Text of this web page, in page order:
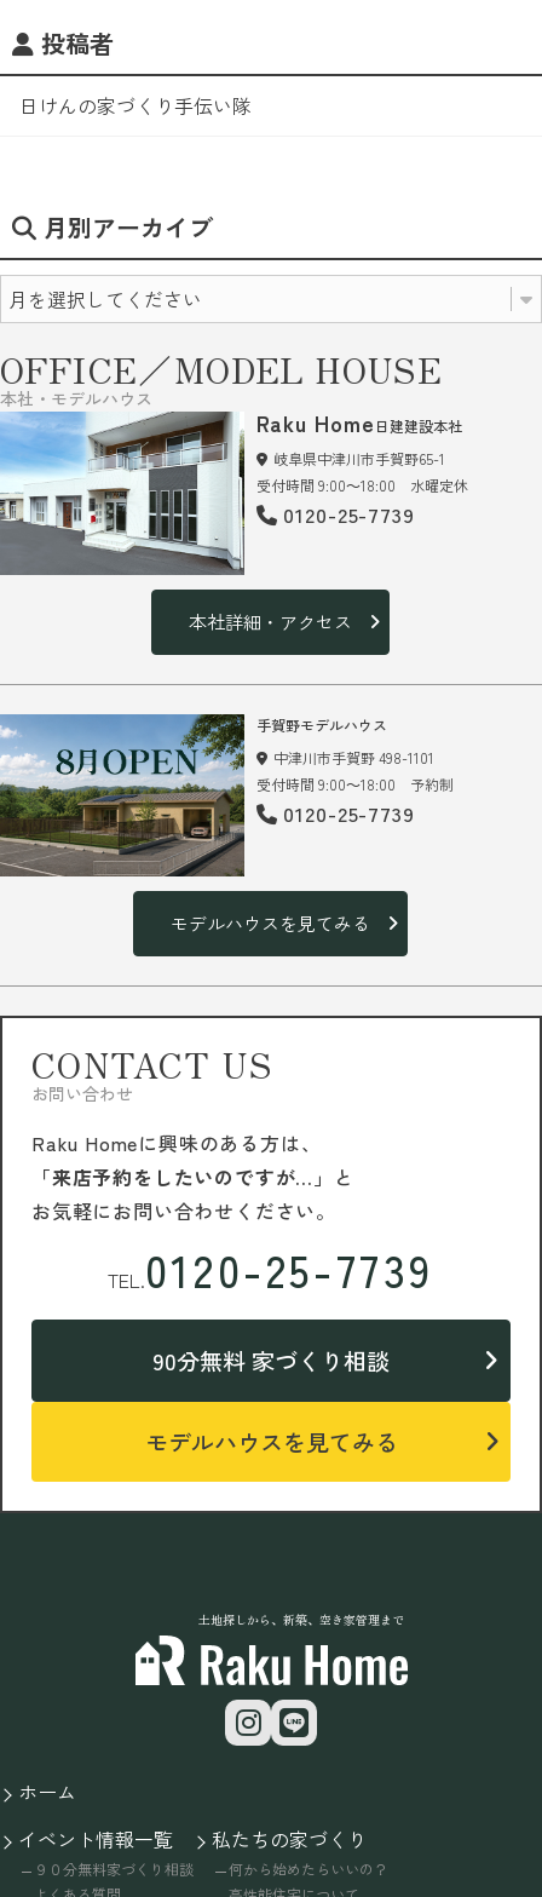
投稿者
日けんの家づくり手伝い隊
月別アーカイブ
OFFICE／MODEL HOUSE
本社・モデルハウス
Raku Home 日建建設本社
岐阜県中津川市手賀野65-1
受付時間 9:00～18:00 水曜定休
0120-25-7739
本社詳細・アクセス
手賀野モデルハウス
中津川市手賀野 498-1101
受付時間 9:00～18:00 予約制
0120-25-7739
モデルハウスを見てみる
CONTACT US
お問い合わせ
Raku Homeに興味のある方は、
「来店予約をしたいのですが…」 と
お気軽にお問い合わせください。
TEL.0120-25-7739
90分無料 家づくり相談
モデルハウスを見てみる
土地探しから、新築、空き家管理まで
ホーム
イベント情報一覧
９０分無料家づくり相談
私たちの家づくり
何から始めたらいいの？